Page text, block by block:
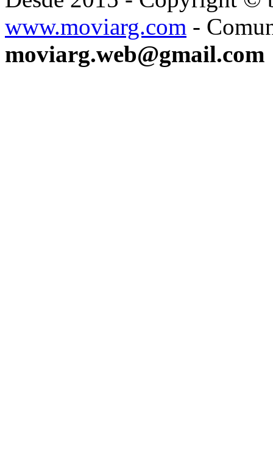
www.moviarg.com -
moviarg.web@gmail.com